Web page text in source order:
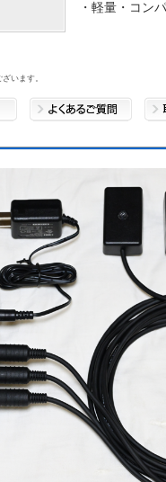
います。
・軽量・コン